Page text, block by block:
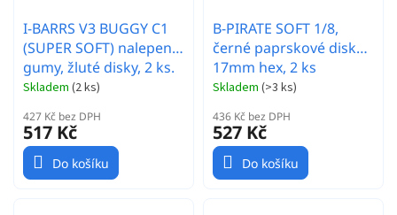
I-BARRS V3 BUGGY C1
(SUPER SOFT) nalepené
gumy, žluté disky, 2 ks.
Skladem (2 ks)
427 Kč bez DPH
517 Kč
Do košíku
B-PIRATE SOFT 1/8,
černé paprskové disky
17mm hex, 2 ks
Skladem (>3 ks)
436 Kč bez DPH
527 Kč
Do košíku